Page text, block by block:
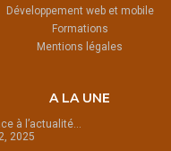
Développement web et mobile
Formations
Mentions légales
A LA UNE
à l’actualité…
2025